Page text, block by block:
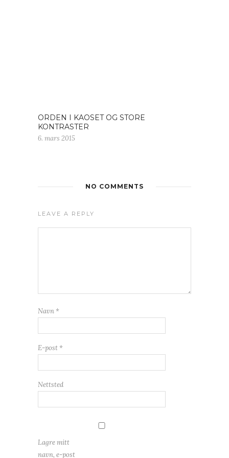
ORDEN I KAOSET OG STORE
KONTRASTER
6. mars 2015
NO COMMENTS
LEAVE A REPLY
Navn *
E-post *
Nettsted
Lagre mitt
navn, e-post